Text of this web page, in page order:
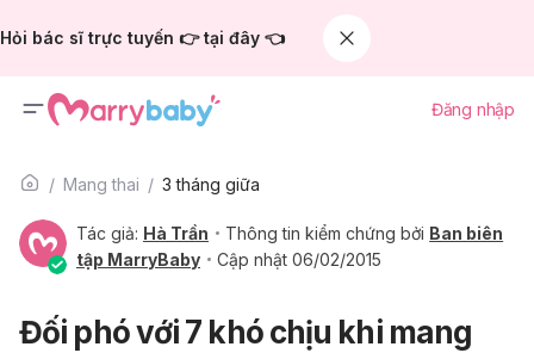
Hỏi bác sĩ trực tuyến 👉 tại đây 👈
Đăng nhập
Mang thai 3 tháng giữa
Tác giả: Hà Trần Thông tin kiểm chứng bởi Ban biên
tập MarryBaby
Cập nhật 06/02/2015
Đối phó với 7 khó chịu khi mang